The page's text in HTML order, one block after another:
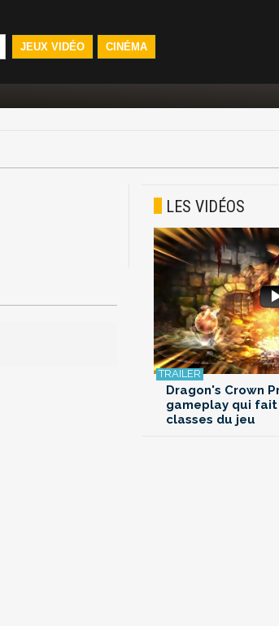
JEUX VIDÉO CINÉMA
LES VIDÉOS
Dragon's Crown
gameplay qui
classes du jeu